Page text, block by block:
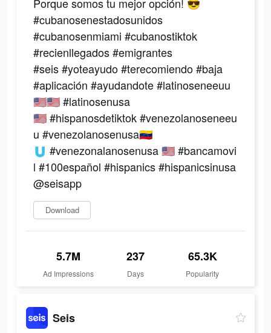
#cubanosenestadosunidos
#cubanosenmiami #cubanostiktok
#recienllegados #emigrantes
#seis #yoteayudo #terecomiendo #baja
#aplicación #ayudandote #latinoseneeuu
🇺🇸🇺🇸 #latinosenusa
🇺🇸 #hispanosdetiktok #venezolanoseneeu
u #venezolanosenusa🇻🇪
🇺 #venezonalanosenusa 🇺🇸 #bancamovi
l #100español #hispanics #hispanicsinusa
@seisapp
Download
5.7M
Ad Impressions
237
Days
65.3K
Popularity
Seis